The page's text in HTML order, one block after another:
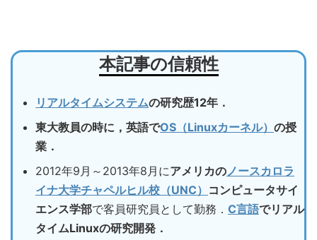
本記事の信頼性
リアルタイムシステムの研究歴12年．
東大教員の時に，英語でOS（Linuxカーネル） の授
業．
2012年9月～2013年8月にアメリカのノースカロラ
イナ大学チャペルヒル校（UNC） コンピュータサイ
エンス学部で客員研究員として勤務． C言語でリアル
タイムLinuxの研究開発．